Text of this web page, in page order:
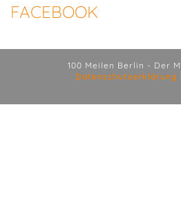
FACEBOOK
100 Meilen Berlin - Der
Datenschutzerklärung